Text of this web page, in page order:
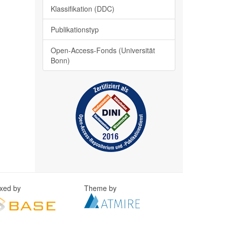
Klassifikation (DDC)
Publikationstyp
Open-Access-Fonds (Universität
Bonn)
by Theme by